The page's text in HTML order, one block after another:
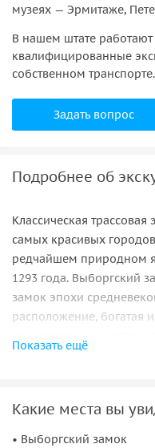
музеях — Эрмитаже,
В нашем штате
квалифицированные
собственном транспорте.
Задать вопрос
Подробнее об
Классическая
самых красивых
редчайшем природном
1293 года. Выборгский
замок эпохи
расположение, богатая
несомненно будет
— одна из самых
Выборга, "Усадьба
Показать ещё
Какие места вы
• Выборгский замок